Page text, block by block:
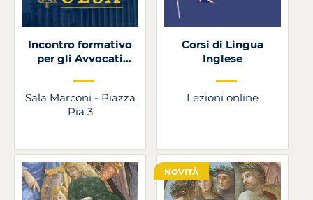
Incontro formativo
per gli Avvocati
l'ULSA
Sala Marconi - Piazza
Pia 3
Corsi di Lingua
Inglese
Lezioni online
NOVITÀ